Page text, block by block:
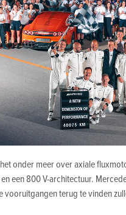
onder meer over axiale
een 800 V-architectuur.
vooruitgangen terug te vinden